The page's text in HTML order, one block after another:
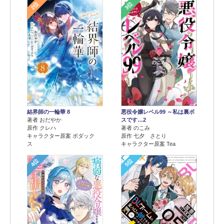
2位
結界師の一輪華 8
著者 おだやか
原作 クレハ
キャラクター原案 ボダック
ス
3位
悪役令嬢レベル99 ～私は裏ボ
スです…2
著者 のこみ
原作 七夕 さとり
キャラクター原案 Tea
4位 5位